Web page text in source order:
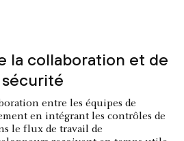
la collaboration et de
entre les équipes de
en intégrant les contrôles de
le flux de travail de